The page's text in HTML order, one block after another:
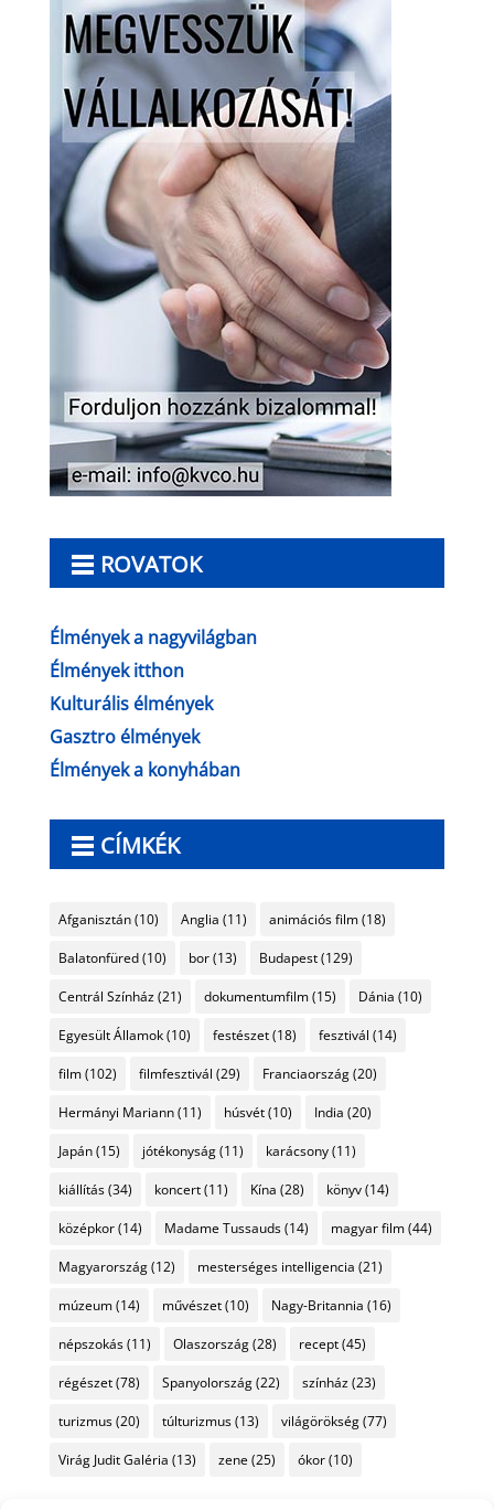
ROVATOK
Élmények a nagyvilágban
Élmények itthon
Kulturális élmények
Gasztro élmények
Élmények a konyhában
CÍMKÉK
Afganisztán(10) Anglia (11) animációs film(18)
Balatonfüred(10) bor(13) Budapest(129)
Centrál Színház(21) dokumentumfilm(15) Dánia (10)
Egyesült Államok(10) festészet(18) fesztivál (14)
film(102) filmfesztivál (29) Franciaország(20)
Hermányi Mariann(11) húsvét(10) India (20)
Japán(15) jótékonyság(11) karácsony(11)
kiállítás(34) koncert(11) Kína (28) könyv(14)
középkor(14) Madame Tussauds(14) magyar film(44)
Magyarország(12) mesterséges intelligencia (21)
múzeum(14) művészet(10) Nagy-Britannia (16)
népszokás(11) Olaszország(28) recept(45)
régészet(78) Spanyolország(22) színház(23)
turizmus(20) túlturizmus(13) világörökség(77)
Virág Judit Galéria (13) zene (25) ókor(10)